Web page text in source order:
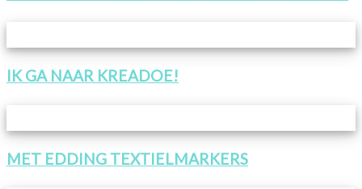
IK GA NAAR KREADOE!
MET EDDING TEXTIELMARKERS